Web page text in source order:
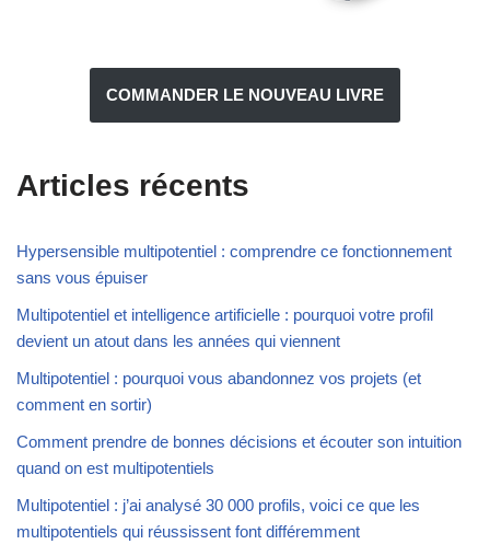
COMMANDER LE NOUVEAU LIVRE
Articles récents
Hypersensible multipotentiel : comprendre ce fonctionnement
sans vous épuiser
Multipotentiel et intelligence artificielle : pourquoi votre profil
devient un atout dans les années qui viennent
Multipotentiel : pourquoi vous abandonnez vos projets (et
comment en sortir)
Comment prendre de bonnes décisions et écouter son intuition
quand on est multipotentiels
Multipotentiel : j’ai analysé 30 000 profils, voici ce que les
multipotentiels qui réussissent font différemment